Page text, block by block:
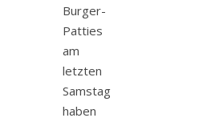
Burger-
Patties
am
letzten
Samstag
haben